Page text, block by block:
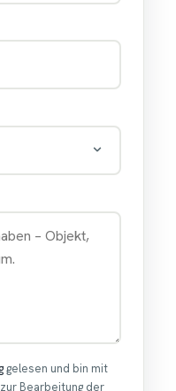
gelesen und bin mit
Bearbeitung der